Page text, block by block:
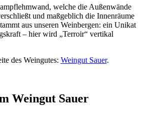
welche die Außenwände
und maßgeblich die Innenräume
aus unseren Weinbergen: ein Unikat
– hier wird „Terroir“ vertikal
des Weingutes: Weingut Sauer.
Weingut Sauer